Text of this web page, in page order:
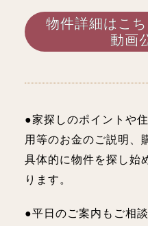
物件詳細はこ
動画
●家探しのポイントや
用等のお金のご説明、
具体的に物件を探し始
ります。
●平日のご案内もご相